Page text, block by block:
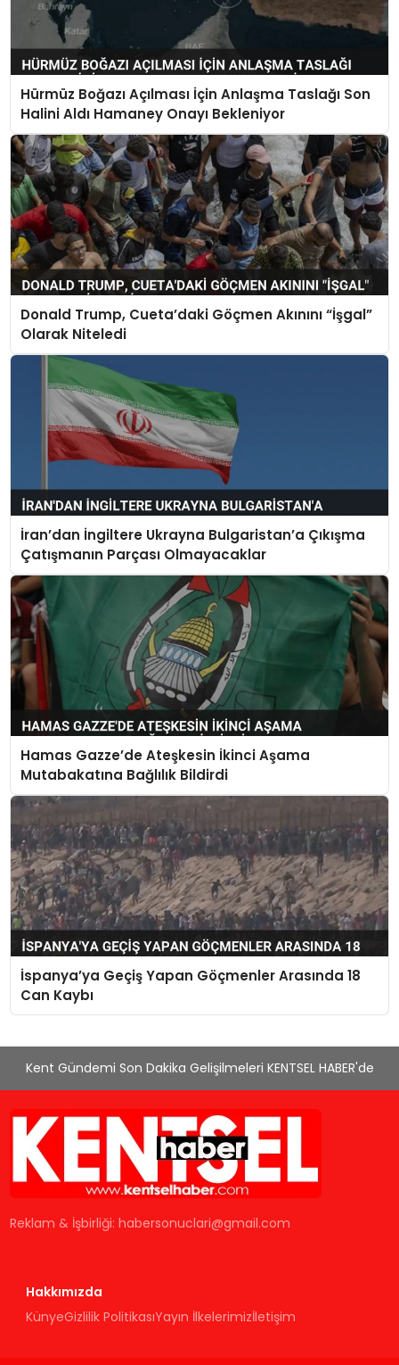
Hürmüz Boğazı Açılması İçin Anlaşma Taslağı Son
Halini Aldı Hamaney Onayı Bekleniyor
Donald Trump, Cueta’daki Göçmen Akınını “İşgal”
Olarak Niteledi
İran’dan İngiltere Ukrayna Bulgaristan’a Çıkışma
Çatışmanın Parçası Olmayacaklar
Hamas Gazze’de Ateşkesin İkinci Aşama
Mutabakatına Bağlılık Bildirdi
İspanya’ya Geçiş Yapan Göçmenler Arasında 18
Can Kaybı
Kent Gündemi Son Dakika Gelişilmeleri KENTSEL HABER'de
Reklam & İşbirliği:habersonuclari@gmail.com
Hakkımızda
KünyeGizlilik PolitikasıYayın İlkelerimizİletişim